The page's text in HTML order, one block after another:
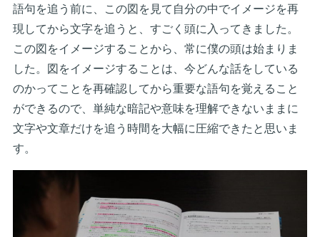
語句を追う前に、この図を見て自分の中でイメージを再
現してから文字を追うと、すごく頭に入ってきました。
この図をイメージすることから、常に僕の頭は始まりま
した。図をイメージすることは、今どんな話をしている
のかってことを再確認してから重要な語句を覚えること
ができるので、単純な暗記や意味を理解できないままに
文字や文章だけを追う時間を大幅に圧縮できたと思いま
す。